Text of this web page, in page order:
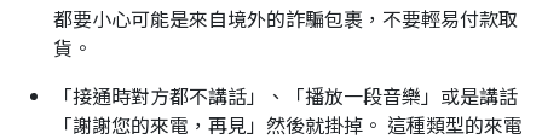
都要小心可能是來自境外的詐騙包裹，不要輕易付款取
貨。
「接通時對方都不講話」、「播放一段音樂」或是講話
「謝謝您的來電，再見」然後就掛掉。 這種類型的來電